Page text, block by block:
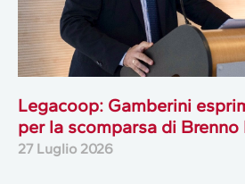
Legacoop: Gamberini
per la scomparsa di Brenno
27 Luglio 2026